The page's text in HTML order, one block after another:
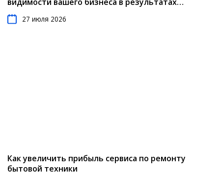
местного поиска
27 июля 2026
Как увеличить прибыль сервиса по ремонту
бытовой техники